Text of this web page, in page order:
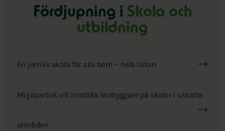
Fördjupning i Skola och
utbildning
En jämlik skola för alla barn – hela listan
Miljöpartiet vill anställa brobyggare på skolor i utsatta
områden